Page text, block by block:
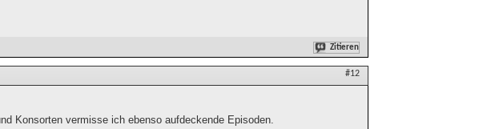
Zitieren
#12
Konsorten vermisse ich ebenso aufdeckende Episoden.